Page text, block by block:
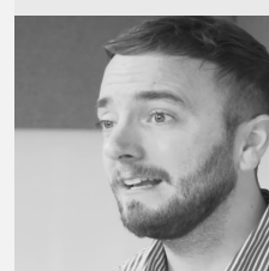
Eze D’Amico, Co-founder de Delfi
moda y el retail El evento
artificial aplicada a la moda. Entre
virtuales para fotografía de
precisión comparable a expertas en